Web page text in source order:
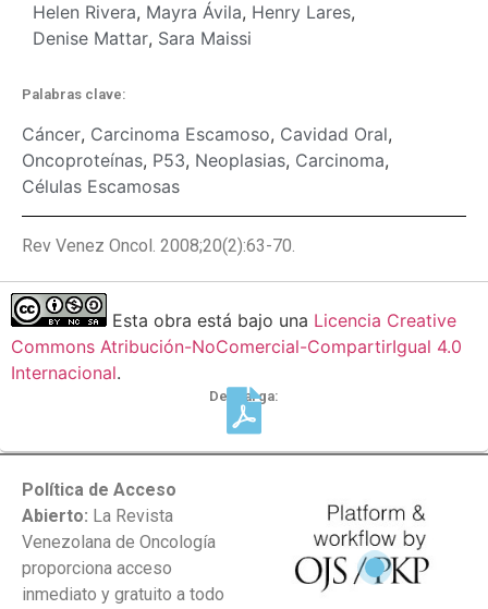
Helen Rivera, Mayra Ávila, Henry Lares,
Denise Mattar, Sara Maissi
Palabras clave:
Cáncer, Carcinoma Escamoso, Cavidad Oral,
Oncoproteínas, P53, Neoplasias, Carcinoma,
Células Escamosas
Rev Venez Oncol. 2008;20(2):63-70.
Esta obra está bajo una Licencia Creative
Commons Atribución-NoComercial-CompartirIgual 4.0
Internacional.
Descarga:
Política de Acceso
Abierto: La Revista
Venezolana de Oncología
proporciona acceso
inmediato y gratuito a todo